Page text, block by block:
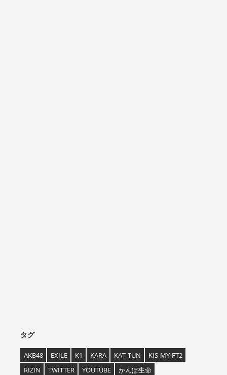
タグ
AKB48 EXILE K1 KARA KAT-TUN
KIS-MY-FT2
RIZIN
TWITTER YOUTUBE
かんぽ生命